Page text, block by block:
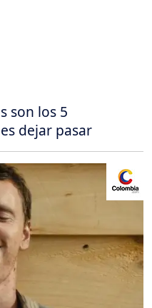
son los 5
dejar pasar